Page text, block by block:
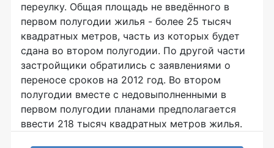
переулку. Общая площадь не введённого в
первом полугодии жилья - более 25 тысяч
квадратных метров, часть из которых будет
сдана во втором полугодии. По другой части
застройщики обратились с заявлениями о
переносе сроков на 2012 год. Во втором
полугодии вместе с недовыполненными в
первом полугодии планами предполагается
ввести 218 тысяч квадратных метров жилья.